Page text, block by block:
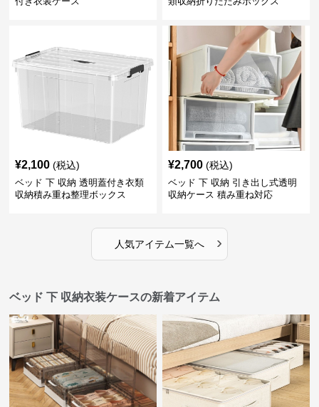
¥2,100 (税込)
ベッド 下 収納 透明蓋付き衣類
収納積み重ね整理ボックス
¥2,700 (税込)
ベッド 下 収納 引き出し式透明
収納ケース 積み重ね対応
人気アイテム一覧へ ›
ベッド 下 収納衣装ケースの新着アイテム